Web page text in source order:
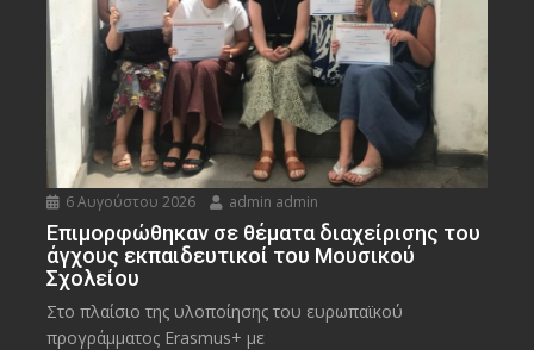
6 Αυγούστου 2026 admin admin
Eπιμορφώθηκαν σε θέματα διαχείρισης του
άγχους εκπαιδευτικοί του Μουσικού
Σχολείου
Στο πλαίσιο της υλοποίησης του ευρωπαϊκού
προγράμματος Erasmus+ με